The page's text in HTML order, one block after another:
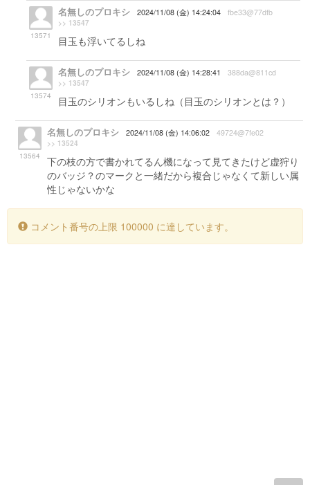
13571
名無しのプロキシ 2024/11/08 (金) 14:24:04 fbe33@77dfb
>> 13547
目玉も浮いてるしね
13574
名無しのプロキシ 2024/11/08 (金) 14:28:41 388da@811cd
>> 13547
目玉のシリオンもいるしね（目玉のシリオンとは？）
13564
名無しのプロキシ 2024/11/08 (金) 14:06:02 49724@7fe02
>> 13524
下の枝の方で書かれてるん機になって見てきたけど虚狩り
のバッジ？のマークと一緒だから複合じゃなくて新しい属
性じゃないかな
コメント番号の上限 100000 に達しています。